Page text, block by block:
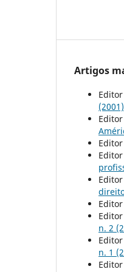
Artigos
n. 2
n. 1